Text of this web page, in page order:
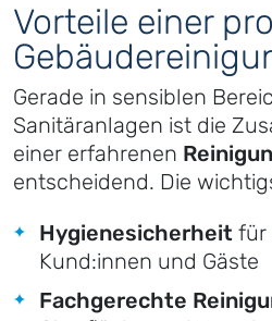
Vorteile einer
Gerade in sensiblen
Sanitäranlagen ist die
einer erfahrenen
entscheidend. Die
Hygienesicherheit für
Kund:innen und Gäste
Fachgerechte